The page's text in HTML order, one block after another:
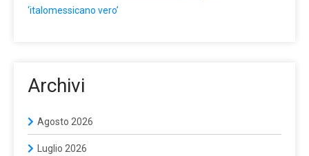
‘italomessicano vero’
Archivi
Agosto 2026
Luglio 2026